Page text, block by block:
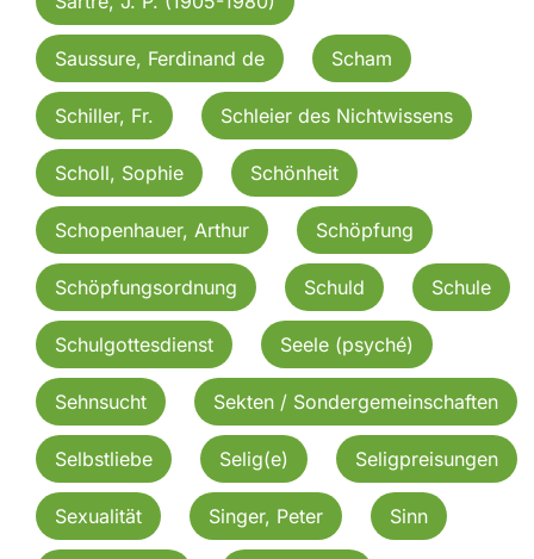
Saussure, Ferdinand de Scham
Schiller, Fr. Schleier des Nichtwissens
Scholl, Sophie Schönheit
Schopenhauer, Arthur Schöpfung
Schöpfungsordnung Schuld Schule
Schulgottesdienst Seele (psyché)
Sehnsucht Sekten / Sondergemeinschaften
Selbstliebe Selig(e) Seligpreisungen
Sexualität Singer, Peter Sinn